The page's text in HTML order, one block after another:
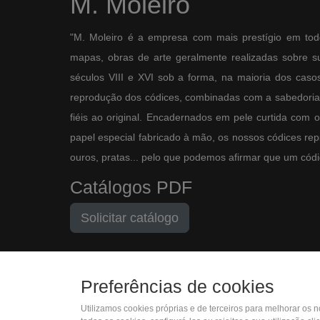
"M. Moleiro é a empresa com mais prestígio em
mapas, obras de arte geralmente realizadas sobre
séculos VIII e XVI sob a forma, na maioria dos
reprodução dos códices, combinadas com a
fiéis ao original. Encadernados em pele curtida com
papel especial fabricado à mão, os nossos códices
ouros, pratas... pelo que podemos afirmar que um
Catálogos PDF
Solicitar catálogo
(+34) 932 402 091
Preferências de cookies
Utilizamos cookies próprias e de terceiros para melhorar os